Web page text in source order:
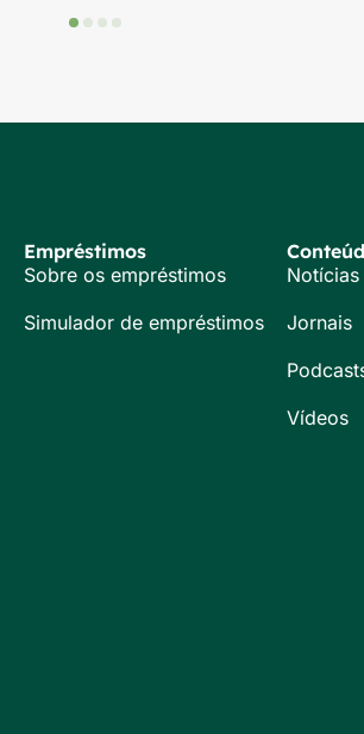
Empréstimos
Sobre os empréstimos
Simulador de empréstimos
Notícias
Jornais
Vídeos